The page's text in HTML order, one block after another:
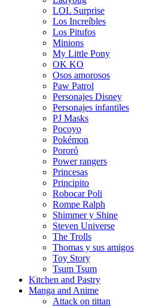
LOL Surprise
Los Increíbles
Los Pitufos
Minions
My Little Pony
OK KO
Osos amorosos
Paw Patrol
Personajes Disney
Personajes infantiles
PJ Masks
Pocoyo
Pokémon
Pororó
Power rangers
Princesas
Principito
Robocar Poli
Rompe Ralph
Shimmer y Shine
Steven Universe
The Trolls
Thomas y sus amigos
Toy Story
Tsum Tsum
Kitchen and Pastry
Manga and Anime
Attack on tittan